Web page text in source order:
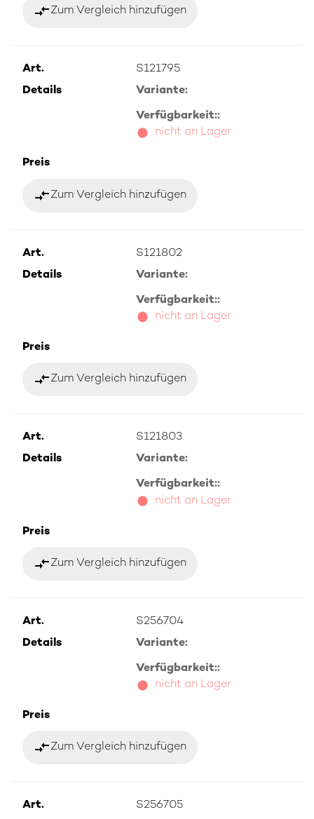
compare_arrowsZum Vergleich hinzufügen
Art.
S121795
Details
Variante:
Verfügbarkeit::
nicht an Lager
Preis
compare_arrowsZum Vergleich hinzufügen
Art.
S121802
Details
Variante:
Verfügbarkeit::
nicht an Lager
Preis
compare_arrowsZum Vergleich hinzufügen
Art.
S121803
Details
Variante:
Verfügbarkeit::
nicht an Lager
Preis
compare_arrowsZum Vergleich hinzufügen
Art.
S256704
Details
Variante:
Verfügbarkeit::
nicht an Lager
Preis
compare_arrowsZum Vergleich hinzufügen
Art.
S256705